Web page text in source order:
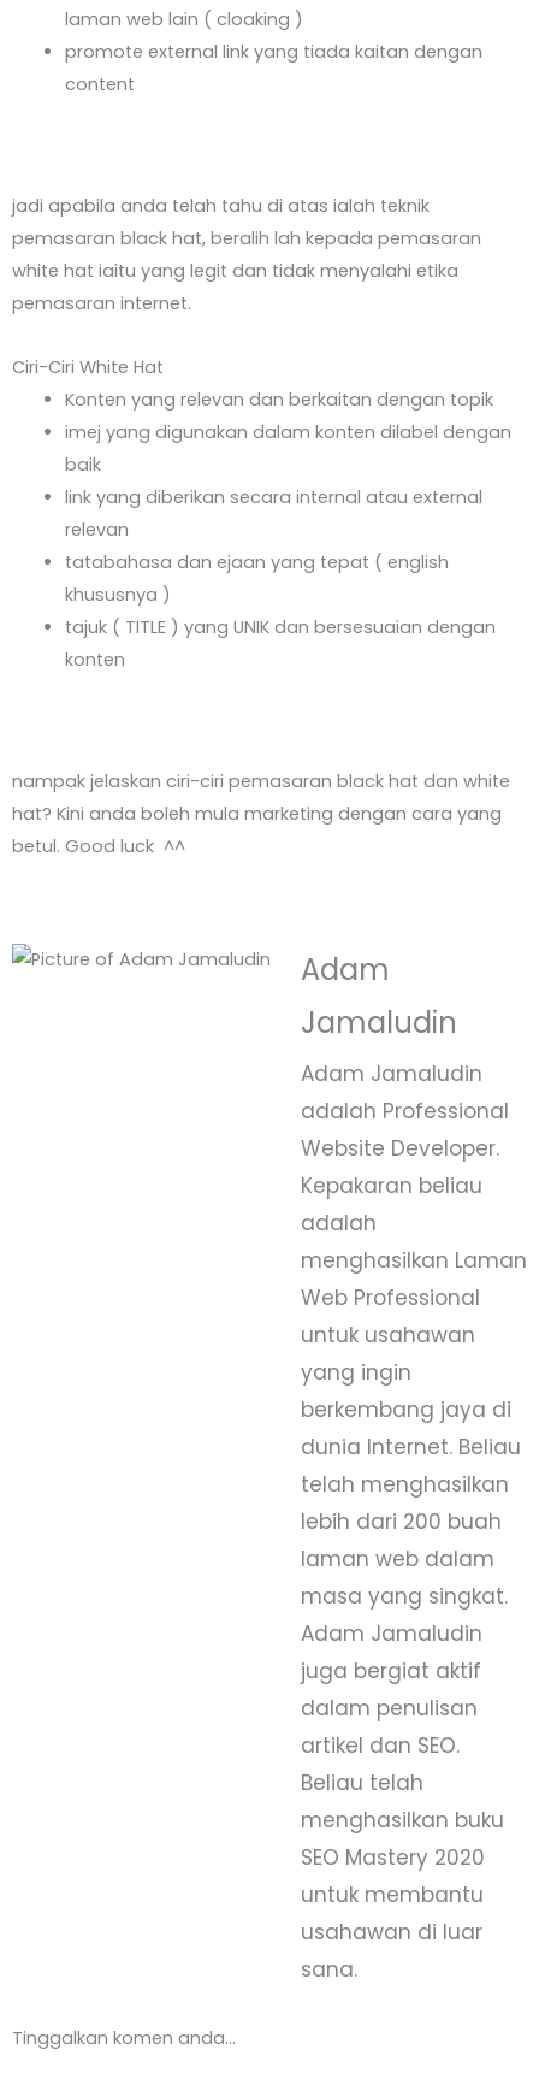
laman web lain ( cloaking )
promote external link yang tiada kaitan dengan
content
jadi apabila anda telah tahu di atas ialah teknik
pemasaran black hat, beralih lah kepada pemasaran
white hat iaitu yang legit dan tidak menyalahi etika
pemasaran internet.
Ciri-Ciri White Hat
Konten yang relevan dan berkaitan dengan topik
imej yang digunakan dalam konten dilabel dengan
baik
link yang diberikan secara internal atau external
relevan
tatabahasa dan ejaan yang tepat ( english
khususnya )
tajuk ( TITLE ) yang UNIK dan bersesuaian dengan
konten
nampak jelaskan ciri-ciri pemasaran black hat dan white
hat? Kini anda boleh mula marketing dengan cara yang
betul. Good luck ^^
Adam
Jamaludin
Adam Jamaludin
adalah Professional
Website Developer.
Kepakaran beliau
adalah
menghasilkan Laman
Web Professional
untuk usahawan
yang ingin
berkembang jaya di
dunia Internet. Beliau
telah menghasilkan
lebih dari 200 buah
laman web dalam
masa yang singkat.
Adam Jamaludin
juga bergiat aktif
dalam penulisan
artikel dan SEO.
Beliau telah
menghasilkan buku
SEO Mastery 2020
untuk membantu
usahawan di luar
sana.
Tinggalkan komen anda...